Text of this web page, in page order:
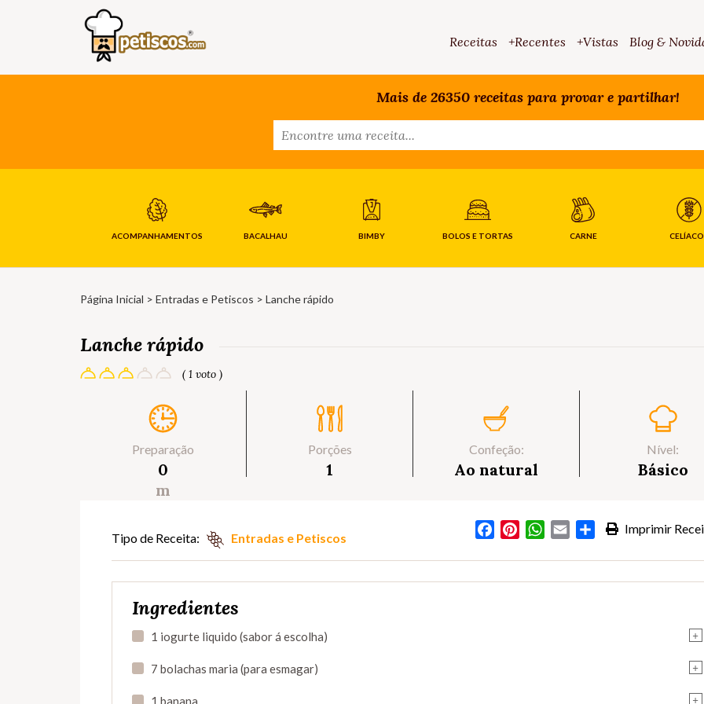
Receitas +Recentes +Vistas Blog &
Mais de 26350 receitas para provar e partilhar!
ACOMPANHAMENTOS BACALHAU BIMBY BOLOS E TORTAS CARNE
Página Inicial > Entradas e Petiscos > Lanche rápido
Lanche rápido
( 1 voto )
Preparação
0
m
Porções
1
Confeção:
Ao natural
Nível:
Básico
Imprimir
FacebookPinterestWhatsApp
Email Partilhar
Tipo de Receita: Entradas e Petiscos
Ingredientes
+
1 iogurte liquido (sabor á escolha)
+
7 bolachas maria (para esmagar)
+
1 banana